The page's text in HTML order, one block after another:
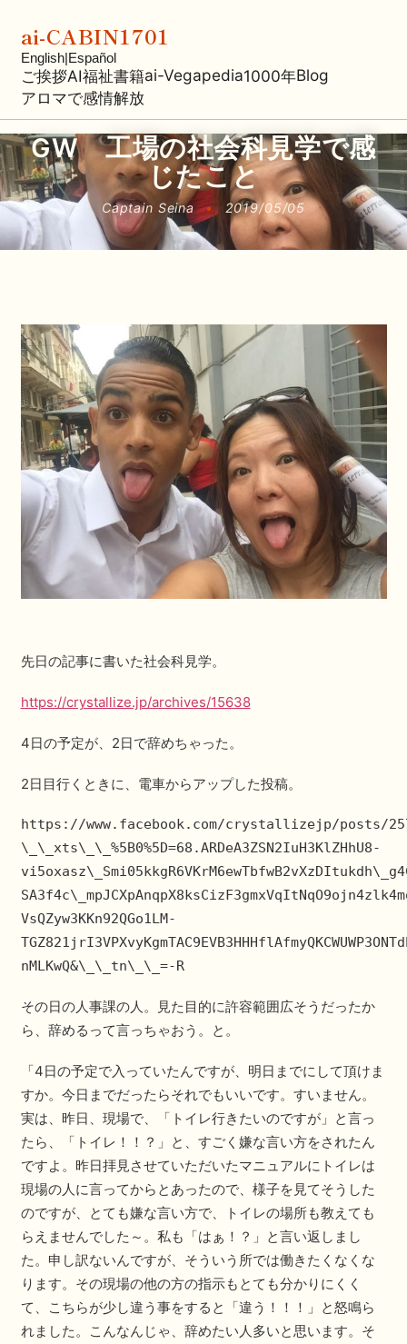
ai-CABIN1701
English|Español
ご挨拶AI福祉書籍ai-Vegapedia1000年Blog
アロマで感情解放
GW 工場の社会科見学で感
じたこと
Captain Seina • 2019/05/05
先日の記事に書いた社会科見学。
https://crystallize.jp/archives/15638
4日の予定が、2日で辞めちゃった。
2日目行くときに、電車からアップした投稿。
https://www.facebook.com/crystallizejp/posts/
\_\_xts\_\_%5B0%5D=68.ARDeA3ZSN2IuH3KlZHhU8-
VsQZyw3KKn92QGo1LM-
nMLKwQ&\_\_tn\_\_=-R
その日の人事課の人。見た目的に許容範囲広そうだったか
ら、辞めるって言っちゃおう。と。
「4日の予定で入っていたんですが、明日までにして頂けま
すか。今日までだったらそれでもいいです。すいません。
実は、昨日、現場で、「トイレ行きたいのですが」と言っ
たら、「トイレ！！？」と、すごく嫌な言い方をされたん
ですよ。昨日拝見させていただいたマニュアルにトイレは
現場の人に言ってからとあったので、様子を見てそうした
のですが、とても嫌な言い方で、トイレの場所も教えても
らえませんでした～。私も「はぁ！？」と言い返しまし
た。申し訳ないんですが、そういう所では働きたくなくな
ります。その現場の他の方の指示もとても分かりにくく
て、こちらが少し違う事をすると「違う！！！」と怒鳴ら
れました。こんなんじゃ、辞めたい人多いと思います。そ